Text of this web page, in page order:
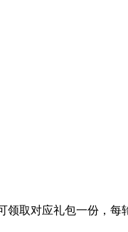
领取对应礼包一份，每